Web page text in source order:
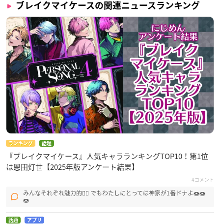
ブレイクマイケースの関連ニュースランキング
ランキング 話題
『ブレイクマイケース』人気キャラランキングTOP10！第1位
は恩田灯世【2025年版アンケート結果】
4コメント
みんなそれぞれ魅力的🙂‍↕ でもわたしにとっては神家が1番ドナよ🍩🍩
🍩
話題 アプリ